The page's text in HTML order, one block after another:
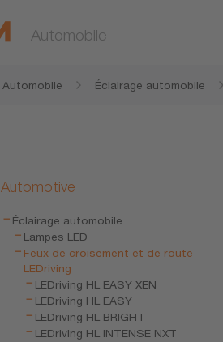
Automobile
Automobile Éclairage automobile
Automotive
Éclairage automobile
Lampes LED
Feux de croisement et de route
LEDriving
LEDriving HL EASY XEN
LEDriving HL EASY
LEDriving HL BRIGHT
LEDriving HL INTENSE NXT